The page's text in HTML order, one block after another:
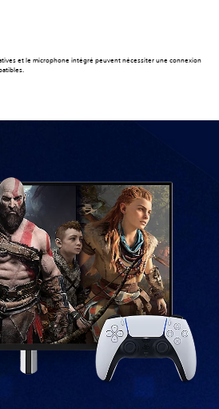
et le microphone intégré peuvent nécessiter une connexion